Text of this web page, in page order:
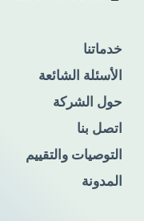
خدماتنا
الأسئلة الشائعة
حول الشركة
اتصل بنا
التوصيات والتقييم
المدونة